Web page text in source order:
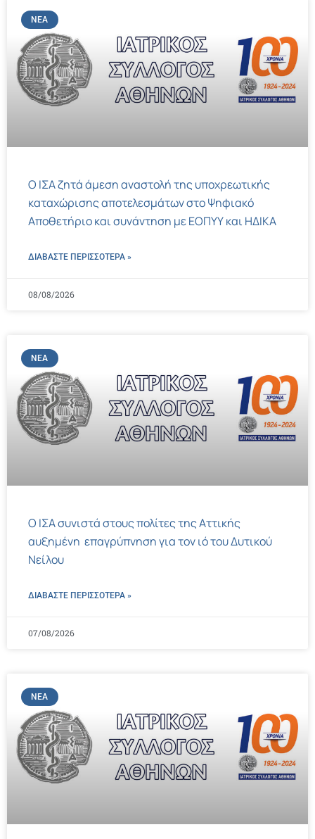
ΝΈΑ
Ο ΙΣΑ ζητά άμεση αναστολή της υποχρεωτικής
καταχώρισης αποτελεσμάτων στο Ψηφιακό
Αποθετήριο και συνάντηση με ΕΟΠΥΥ και ΗΔΙΚΑ
ΔΙΑΒΑΣΤΕ ΠΕΡΙΣΣΌΤΕΡΑ »
08/08/2026
ΝΈΑ
Ο ΙΣΑ συνιστά στους πολίτες της Αττικής
αυξημένη επαγρύπνηση για τον ιό του Δυτικού
Νείλου
ΔΙΑΒΑΣΤΕ ΠΕΡΙΣΣΌΤΕΡΑ »
07/08/2026
ΝΈΑ